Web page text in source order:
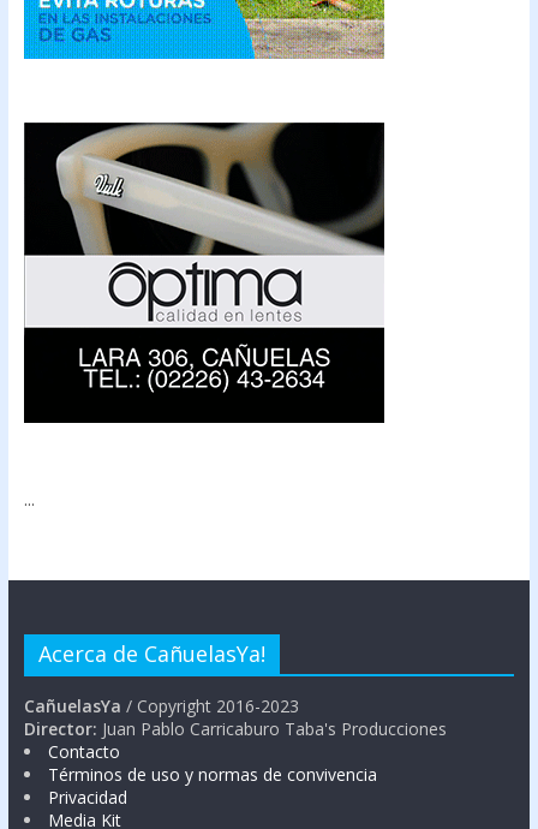
...
Acerca de CañuelasYa!
CañuelasYa / Copyright 2016-2023
Director: Juan Pablo Carricaburo Taba's Producciones
Contacto
Términos de uso y normas de convivencia
Privacidad
Media Kit